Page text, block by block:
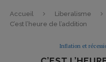
Accueil Liberalisme
C’est l’heure de l’addition
Inflation et